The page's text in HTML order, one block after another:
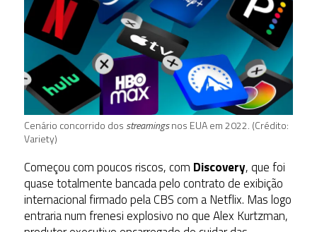
Cenário concorrido dosstreamingsnos EUA em 2022. (Crédito:
Variety)
Começou com poucos riscos, com Discovery, que foi
quase totalmente bancada pelo contrato de exibição
internacional firmado pela CBS com a Netflix. Mas logo
entraria num frenesi explosivo no que Alex Kurtzman,